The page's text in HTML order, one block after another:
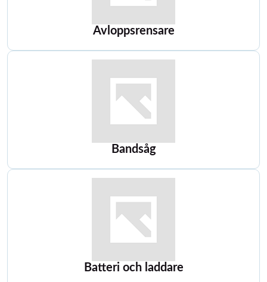
Avloppsrensare
Bandsåg
Batteri och laddare